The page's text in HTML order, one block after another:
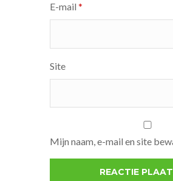
E-mail *
Site
Mijn naam, e-mail en site